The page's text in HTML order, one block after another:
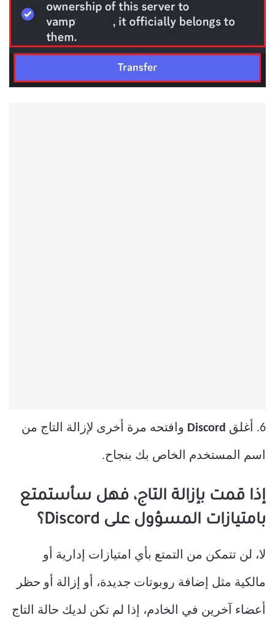
6. أغلق Discord وافتحه مرة أخرى لإزالة التاج من
اسم المستخدم الخاص بك بنجاح.
إذا قمت بإزالة التاج، فهل سأستمتع
بامتيازات المسؤول على Discord؟
لا، لن تتمكن من التمتع بأي امتيازات إدارية أو
مالكية مثل إضافة روبوتات جديدة، أو إزالة أو حظر
أعضاء آخرين في الخادم، إذا لم تكن لديك حالة التاج